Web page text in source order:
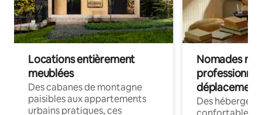
Locations entièrement
meublées
Des cabanes de montagne
paisibles aux appartements
urbains pratiques, ces
Nomades
déplacement
Des